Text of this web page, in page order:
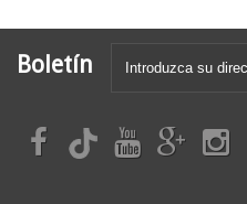
Boletín